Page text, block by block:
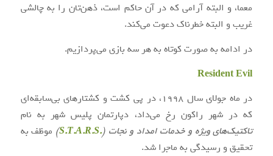
معما، و البته آرامی که در آن حاکم است، ذهن‌تان را به چالشی
غریب و البته خطرناک دعوت می‌کند.
در ادامه به صورت کوتاه به هر سه بازی می‌پردازیم.
Resident Evil
در ماه جولای سال ۱۹۹۸، در پی کشت و کشتارهای بی‌سابقه‌ای
که در شهر راکون رخ می‌داد، دپارتمان پلیس شهر به نام
تاکتیک‌های ویژه و خدمات امداد و نجات (.S.T.A.R.S
) موظف به
تحقیق و رسیدگی به ماجرا شد.